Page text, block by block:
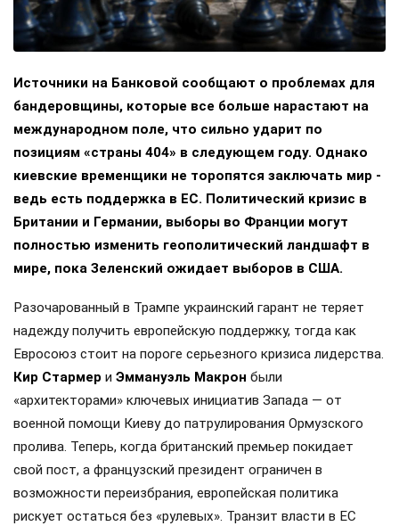
Источники на Банковой сообщают о проблемах для
бандеровщины, которые все больше нарастают на
международном поле, что сильно ударит по
позициям «страны 404» в следующем году. Однако
киевские временщики не торопятся заключать мир -
ведь есть поддержка в ЕС. Политический кризис в
Британии и Германии, выборы во Франции могут
полностью изменить геополитический ландшафт в
мире, пока Зеленский ожидает выборов в США.
Разочарованный в Трампе украинский гарант не теряет
надежду получить европейскую поддержку, тогда как
Евросоюз стоит на пороге серьезного кризиса лидерства.
Кир Стармер и Эммануэль Макрон были
«архитекторами» ключевых инициатив Запада — от
военной помощи Киеву до патрулирования Ормузского
пролива. Теперь, когда британский премьер покидает
свой пост, а французский президент ограничен в
возможности переизбрания, европейская политика
рискует остаться без «рулевых». Транзит власти в ЕС